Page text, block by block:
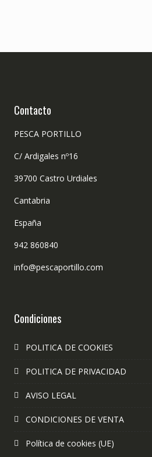
Contacto
PESCA PORTILLO
C/ Ardigales nº16
39700 Castro Urdiales
Cantabria
España
942 860840
info@pescaportillo.com
Condiciones
POLITICA DE COOKIES
POLITICA DE PRIVACIDAD
AVISO LEGAL
CONDICIONES DE VENTA
Política de cookies (UE)